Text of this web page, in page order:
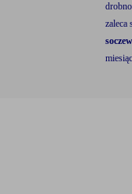
zaleca